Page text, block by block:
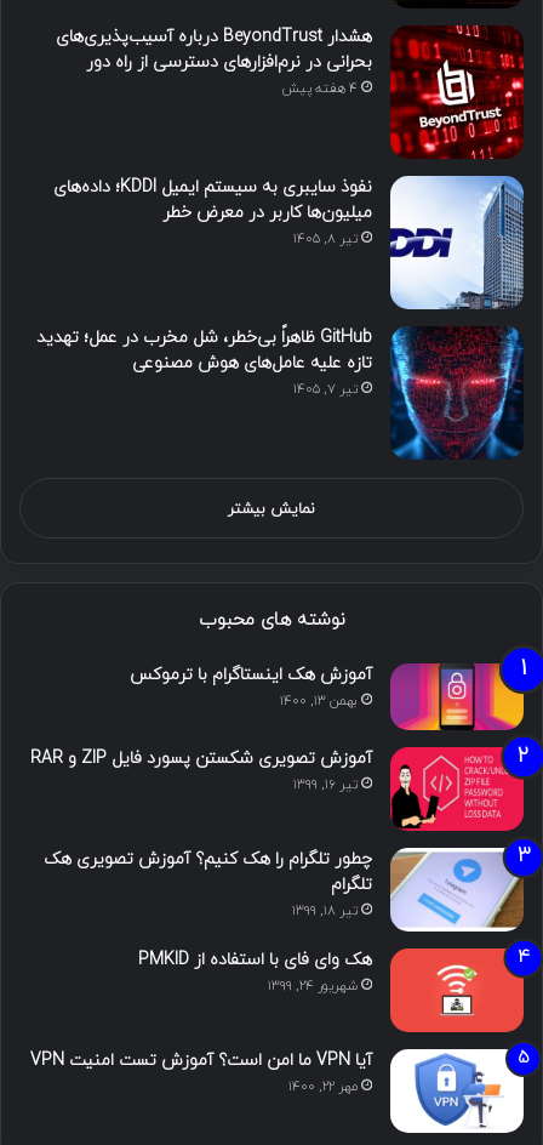
هشدار BeyondTrust درباره آسیب‌پذیری‌های
بحرانی در نرم‌افزارهای دسترسی از راه دور
4 هفته پیش
نفوذ سایبری به سیستم ایمیل KDDI؛ داده‌های
میلیون‌ها کاربر در معرض خطر
تیر ۸, ۱۴۰۵
GitHub ظاهراً بی‌خطر، شل مخرب در عمل؛ تهدید
تازه علیه عامل‌های هوش مصنوعی
تیر ۷, ۱۴۰۵
نمایش بیشتر
نوشته های محبوب
آموزش هک اینستاگرام با ترموکس
بهمن ۱۳, ۱۴۰۰
آموزش تصویری شکستن پسورد فایل ZIP و RAR
تیر ۱۶, ۱۳۹۹
چطور تلگرام را هک کنیم؟ آموزش تصویری هک
تلگرام
تیر ۱۸, ۱۳۹۹
هک وای فای با استفاده از PMKID
شهریور ۲۴, ۱۳۹۹
آیا VPN ما امن است؟ آموزش تست امنیت VPN
مهر ۲۲, ۱۴۰۰